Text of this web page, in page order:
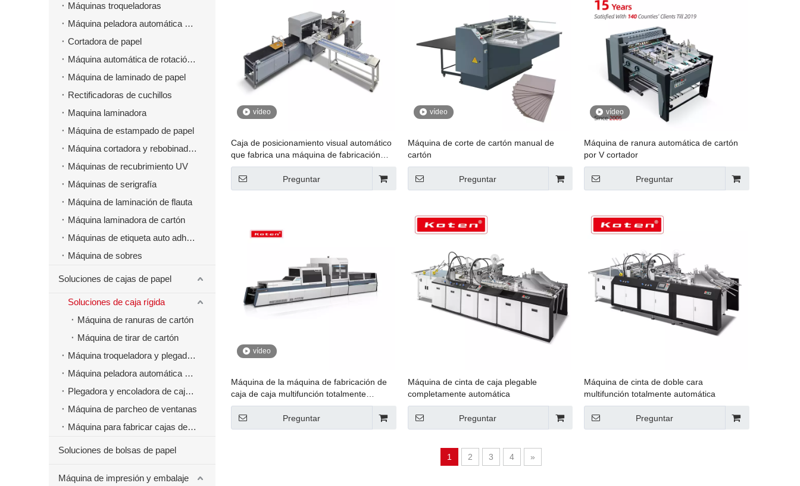
Máquinas troqueladoras
Máquina peladora automática para material troquelado
Cortadora de papel
Máquina automática de rotación de papel
Máquina de laminado de papel
Rectificadoras de cuchillos
Maquina laminadora
Máquina de estampado de papel
Máquina cortadora y rebobinadora
Máquinas de recubrimiento UV
Máquinas de serigrafía
Máquina de laminación de flauta
Máquina laminadora de cartón
Máquinas de etiqueta auto adhesivas
Máquina de sobres
Soluciones de cajas de papel
Soluciones de caja rígida
Máquina de ranuras de cartón
Máquina de tirar de cartón
Máquina troqueladora y plegadora
Máquina peladora automática de cajas de papel
Plegadora y encoladora de cajas de papel
Máquina de parcheo de ventanas
Máquina para fabricar cajas de papel de comida rápida para hamburguesas
Soluciones de bolsas de papel
Máquina de impresión y embalaje
vídeo
Caja de posicionamiento visual automático
que fabrica una máquina de fabricación
multifuncional de doble uso
Preguntar
vídeo
Máquina de corte de cartón manual de
cartón
Preguntar
vídeo
Máquina de ranura automática de cartón
por V cortador
Preguntar
vídeo
Máquina de la máquina de fabricación de
caja de caja multifunción totalmente
automática
Preguntar
Máquina de cinta de caja plegable
completamente automática
Preguntar
Máquina de cinta de doble cara
multifunción totalmente automática
Preguntar
1 2 3 4 »